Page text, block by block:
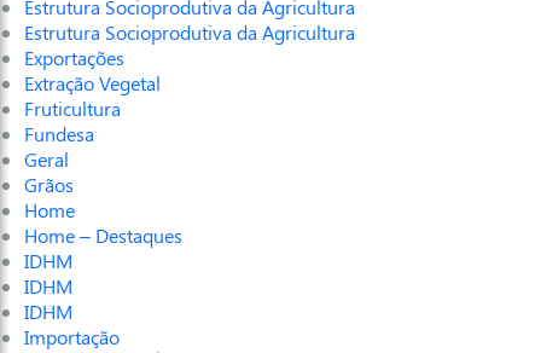
Estrutura Socioprodutiva da Agricultura
Estrutura Socioprodutiva da Agricultura
Exportações
Extração Vegetal
Fruticultura
Fundesa
Geral
Grãos
Home
Home – Destaques
IDHM
IDHM
IDHM
Importação